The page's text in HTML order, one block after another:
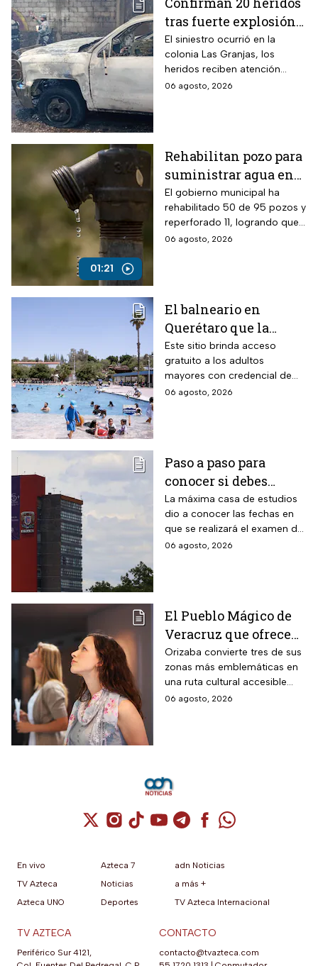
tras fuerte explosión
de pipa de gas en
Cuernavaca, Morelos
El siniestro ocurrió en la
colonia Las Granjas, los
heridos reciben atención
médica en distintos
06 agosto, 2026
01:21
Rehabilitan pozo para
suministrar agua en
Ecatepec, Edomex
El gobierno municipal ha
rehabilitado 50 de 95 pozos y
reperforado 11, logrando que
entre el 80% y 90% de la
06 agosto, 2026
El balneario en
Querétaro que la
Profeco marcó como el
más barato de México:
tiene alberca para la
tercera edad y todas
Este sitio brinda acceso
gratuito a los adultos
mayores con credencial de
INAPAM vigente
06 agosto, 2026
Paso a paso para
conocer si debes
realizar el examen de
control de la UNAM
La máxima casa de estudios
dio a conocer las fechas en
que se realizará el examen de
control, después de encontrar
06 agosto, 2026
El Pueblo Mágico de
Veracruz que ofrece
por 70 pesos una
visita a 18 museos
históricos en estas
vacaciones de agosto
Orizaba convierte tres de sus
zonas más emblemáticas en
una ruta cultural accesible
para toda la familia
06 agosto, 2026
Cuenta de X / Twitter (se abre en una
Cuenta de Instagram (se abre en una
Cuenta de TikTok (se abre en
Cuenta de YouTube (se abre
Cuenta de Telegram (se
Cuenta de
Cuenta de
En vivo
TV Azteca
Azteca UNO
Azteca 7
Noticias
Deportes
adn Noticias
a más +
TV Azteca Internacional
TV AZTECA
Periférico Sur 4121,
CONTACTO
contacto@tvazteca.com